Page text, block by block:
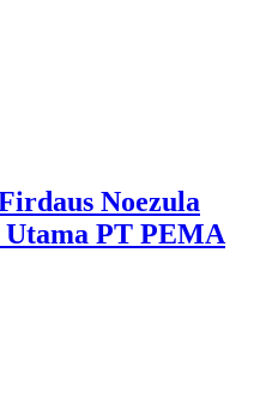
Noezula
PT PEMA